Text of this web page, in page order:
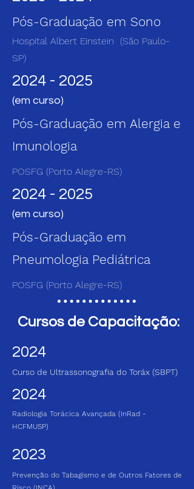
Pós-Graduação em Sono
Hospital Albert Einstein (São Paulo-
SP)
2024 - 2025
(em curso)
Pós-Graduação em Alergia e
Imunologia
POSFG (Porto Alegre-RS)
2024 - 2025
(em curso)
Pós-Graduação em
Pneumologia Pediátrica
POSFG (Porto Alegre-RS)
Cursos de Capacitação:
2024
Curso de Ultrassonografia do Toráx (SBPT)
2024
Radiologia Torácica Avançada (InRad -
HCFMUSP)
2023
Prevenção do Tabagismo e de Outros Fatores de